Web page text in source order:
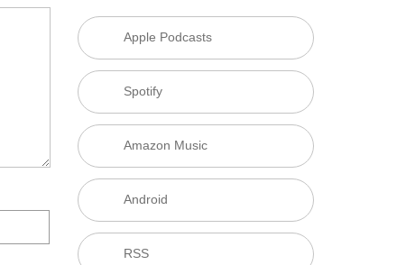
Apple Podcasts
Spotify
Amazon Music
Android
RSS